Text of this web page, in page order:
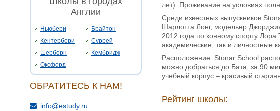
Англии
Ньюбери
Брайтон
Кентербери
Суррей
Шерборн
Кембридж
Оксфорд
ОБРАТИТЕСЬ К НАМ!
info@estudy.ru
лет). Проживание на условиях
Среди известных выпускников
Шарлотта Лонг, модельер
2012 года по конному спорту
академические, так и личностные
Расположение: Stonar School
можно добраться до Бата, за 90
учебный корпус – красивый
Рейтинг школы: